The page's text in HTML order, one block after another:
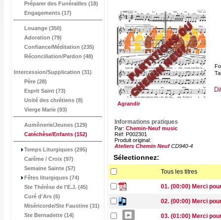
Préparer des Funérailles (18)
Engagements (17)
Louange (350)
Adoration (79)
Confiance/Méditation (235)
Réconciliation/Pardon (48)
Intercession/Supplication (31)
Père (28)
Esprit Saint (73)
Unité des chrétiens (8)
Vierge Marie (93)
Aumônerie/Jeunes (129)
Catéchèse/Enfants (152)
Temps Liturgiques (295)
Carême / Croix (97)
Semaine Sainte (57)
Fêtes liturgiques (74)
Ste Thérèse de l'E.J. (45)
Curé d'Ars (6)
Miséricorde/Ste Faustine (31)
Ste Bernadette (14)
Agrandir
Informations pratiques
Par: Chemin-Neuf music
Réf: P002301
Produit original:
Ateliers Chemin NeufCD940-4
Sélectionnez:
Tous les titres
01. (00:00) Merci
02. (00:00) Merci
03. (01:00) Merci